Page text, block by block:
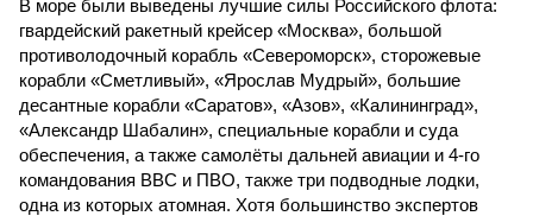
В море были выведены лучшие силы Российского флота:
гвардейский ракетный крейсер «Москва», большой
противолодочный корабль «Североморск», сторожевые
корабли «Сметливый», «Ярослав Мудрый», большие
десантные корабли «Саратов», «Азов», «Калининград»,
«Александр Шабалин», специальные корабли и суда
обеспечения, а также самолёты дальней авиации и 4-го
командования ВВС и ПВО, также три подводные лодки,
одна из которых атомная. Хотя большинство экспертов